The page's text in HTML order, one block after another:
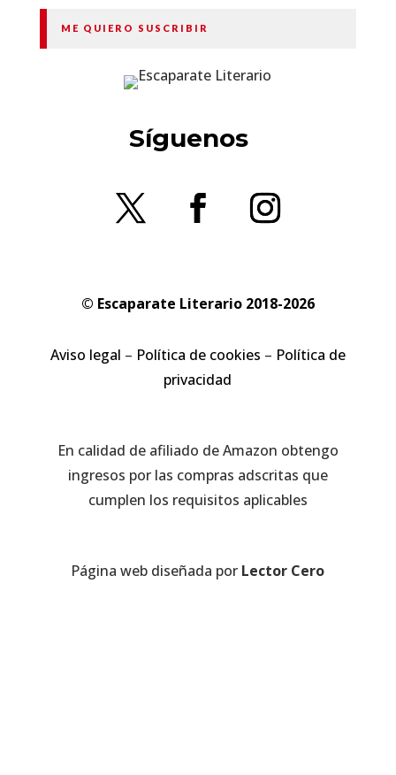
ME QUIERO SUSCRIBIR
Síguenos
© Escaparate Literario 2018-2026
Aviso legal – Política de cookies – Política de
privacidad
En calidad de afiliado de Amazon obtengo
ingresos por las compras adscritas que
cumplen los requisitos aplicables
Página web diseñada por Lector Cero